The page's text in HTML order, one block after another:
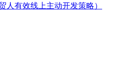
人有效线上主动开发策略）